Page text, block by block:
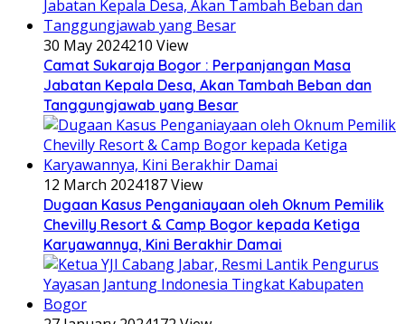
30 May 2024210 View
Camat Sukaraja Bogor : Perpanjangan Masa
Jabatan Kepala Desa, Akan Tambah Beban dan
Tanggungjawab yang Besar
12 March 2024187 View
Dugaan Kasus Penganiayaan oleh Oknum Pemilik
Chevilly Resort & Camp Bogor kepada Ketiga
Karyawannya, Kini Berakhir Damai